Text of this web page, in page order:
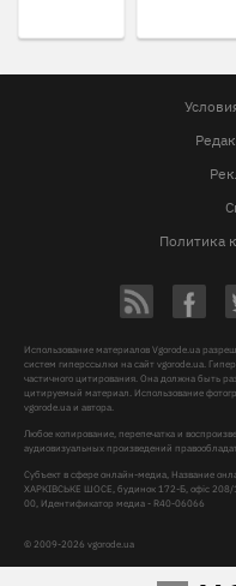
Политика
© 2009-2026 vgorode.ua
Использование материалов Vgorode.ua
систем гиперссылки на сайт vgorode.ua.
частичного цитирования. Она должна быть
цитируемый материал. Использование
vgorode.ua и автора.
Любое копирование, перепечатка и
аудиовизуальных произведений
Субъект в сфере онлайн-медиа, Название
ХАРКІВСЬКЕ ШОСЕ, будинок 172-Б, офіс 208/
00, Идентификатор медиа - R40-06066